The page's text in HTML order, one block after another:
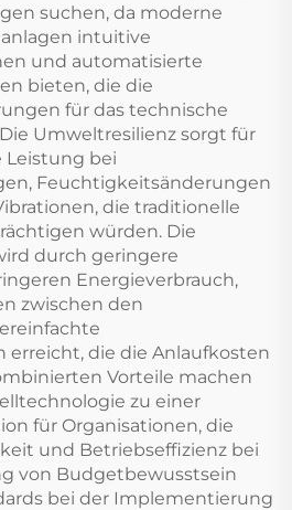
suchen, da moderne
intuitive
und automatisierte
bieten, die die
für das technische
Umweltresilienz sorgt für
Leistung bei
Feuchtigkeitsänderungen
die traditionelle
würden. Die
durch geringere
Energieverbrauch,
zwischen den
erreicht, die die Anlaufkosten
Vorteile machen
zu einer
für Organisationen, die
und Betriebseffizienz bei
von Budgetbewusstsein
bei der Implementierung